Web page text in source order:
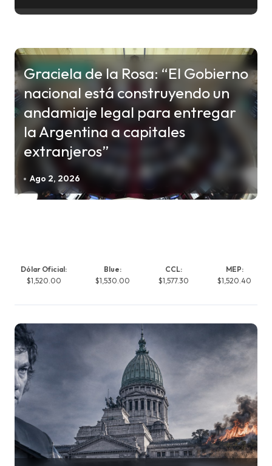
NACIONALES
Graciela de la Rosa: “El Gobierno
nacional está construyendo un
andamiaje legal para entregar
la Argentina a capitales
extranjeros”
Ago 2, 2026
Dólar Oficial:
$1,520.00
Blue:
$1,530.00
CCL:
$1,577.30
MEP:
$1,520.40